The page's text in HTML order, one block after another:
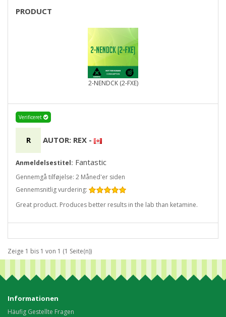
PRODUCT
2-NENDCK (2-FXE)
Verificeret
R AUTOR: REX -
Anmeldelsestitel: Fantastic
Gennemgå tilføjelse: 2 Måned'er siden
Gennemsnitlig vurdering:
Great product. Produces better results in the lab than ketamine.
Zeige 1 bis 1 von 1 (1 Seite(n))
Informationen
Häufig Gestellte Fragen